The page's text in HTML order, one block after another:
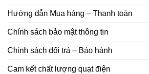
Hướng dẫn Mua hàng – Thanh toán
Chính sách bảo mật thông tin
Chính sách đổi trả – Bảo hành
Cam kết chất lượng quạt điện